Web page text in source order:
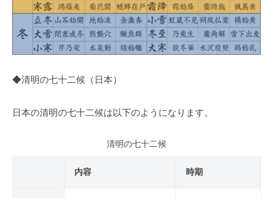
◆清明の七十二候（日本）
日本の清明の七十二候は以下のようになります。
清明の七十二候
内容 時期